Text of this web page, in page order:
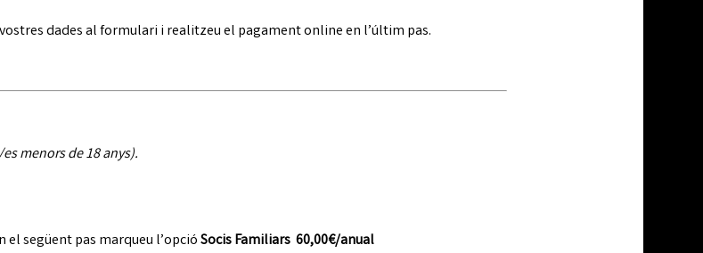
dades al formulari i realitzeu el pagament online en l’últim pas.
menors de 18 anys).
següent pas marqueu l’opcióSocis Familiars 60,00€/anual